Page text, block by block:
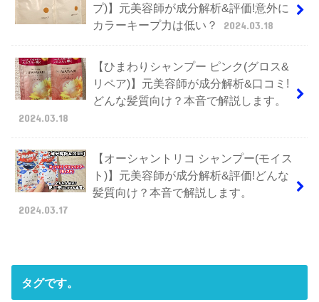
プ)】元美容師が成分解析&評価!意外に
カラーキープ力は低い？
2024.03.18
【ひまわりシャンプー ピンク(グロス&
リペア)】元美容師が成分解析&口コミ!
どんな髪質向け？本音で解説します。
2024.03.18
【オーシャントリコ シャンプー(モイス
ト)】元美容師が成分解析&評価!どんな
髪質向け？本音で解説します。
2024.03.17
タグです。